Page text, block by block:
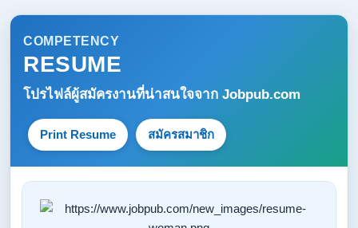
COMPETENCY
RESUME
โปรไฟล์ผู้สมัครงานที่น่าสนใจจาก Jobpub.com
Print Resume สมัครสมาชิก